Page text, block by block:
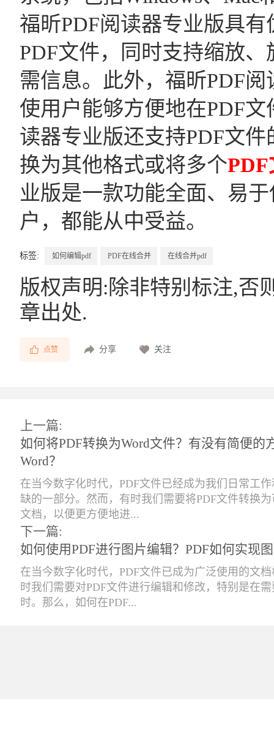
福昕PDF阅读器专业版具
PDF文件，同时支持缩放
需信息。此外，福昕PDF
使用户能够方便地在PDF
读器专业版还支持PDF文
换为其他格式或将多个PDF
业版是一款功能全面、易
户，都能从中受益。
标签: 如何编辑pdf PDF在线合并 在线合并pdf
版权声明:除非特别标注,否
章出处.
点赞 分享 关注
上一篇:
如何将PDF转换为Word文件？有没有简便的
Word？
在当今数字化时代，PDF文件已经成为我们日常工
缺的一部分。然而，有时我们需要将PDF文件转换
文档，以便更方便地进...
下一篇:
如何使用PDF进行图片编辑？PDF如何实现
在当今数字化时代，PDF文件已成为广泛使用的文
时我们需要对PDF文件进行编辑和修改，特别是在
时。那么，如何在PDF...